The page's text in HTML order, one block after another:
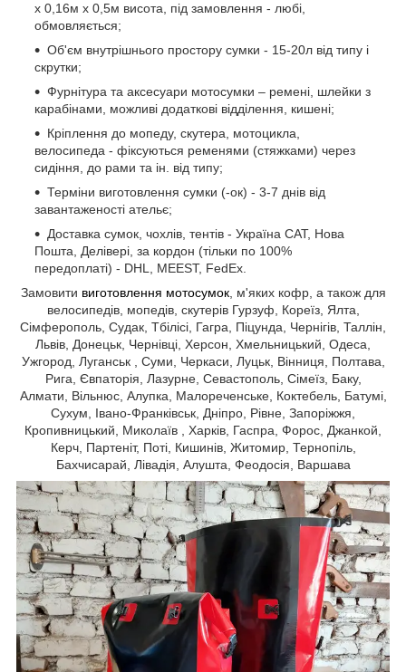
х 0,16м х 0,5м висота, під замовлення - любі,
обмовляється;
Об'єм внутрішнього простору сумки - 15-20л від типу і
скрутки;
Фурнітура та аксесуари мотосумки – ремені, шлейки з
карабінами, можливі додаткові відділення, кишені;
Кріплення до мопеду, скутера, мотоцикла,
велосипеда - фіксуються ременями (стяжками) через
сидіння, до рами та ін. від типу;
Терміни виготовлення сумки (-ок) - 3-7 днів від
завантаженості ательє;
Доставка сумок, чохлів, тентів - Україна САТ, Нова
Пошта, Делівері, за кордон (тільки по 100%
передоплаті) - DHL, MEEST, FedEx.
Замовити виготовлення мотосумок, м'яких кофр, а також для
велосипедів, мопедів, скутерів Гурзуф, Кореїз, Ялта,
Сімферополь, Судак, Тбілісі, Гагра, Піцунда, Чернігів, Таллін,
Львів, Донецьк, Чернівці, Херсон, Хмельницький, Одеса,
Ужгород, Луганськ , Суми, Черкаси, Луцьк, Вінниця, Полтава,
Рига, Євпаторія, Лазурне, Севастополь, Сімеїз, Баку,
Алмати, Вільнюс, Алупка, Малореченське, Коктебель, Батумі,
Сухум, Івано-Франківськ, Дніпро, Рівне, Запоріжжя,
Кропивницький, Миколаїв , Харків, Гаспра, Форос, Джанкой,
Керч, Партеніт, Поті, Кишинів, Житомир, Тернопіль,
Бахчисарай, Лівадія, Алушта, Феодосія, Варшава